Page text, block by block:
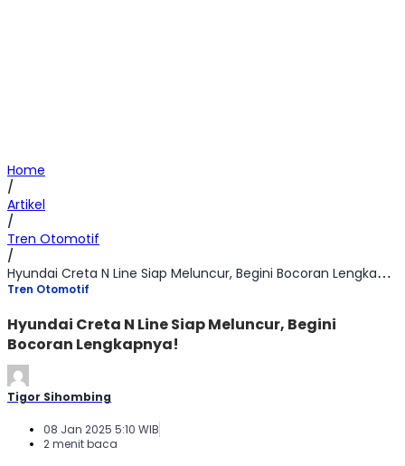
Home
/
Artikel
/
Tren Otomotif
/
Hyundai Creta N Line Siap Meluncur, Begini Bocoran Lengkapnya!
Tren Otomotif
Hyundai Creta N Line Siap Meluncur, Begini
Bocoran Lengkapnya!
Tigor Sihombing
08 Jan 2025 5:10 WIB
2 menit baca